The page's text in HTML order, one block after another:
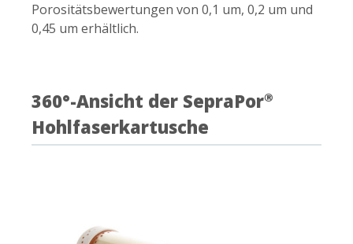
Porositätsbewertungen von 0,1 um, 0,2 um und
0,45 um erhältlich.
360°-Ansicht der SepraPor®
Hohlfaserkartusche